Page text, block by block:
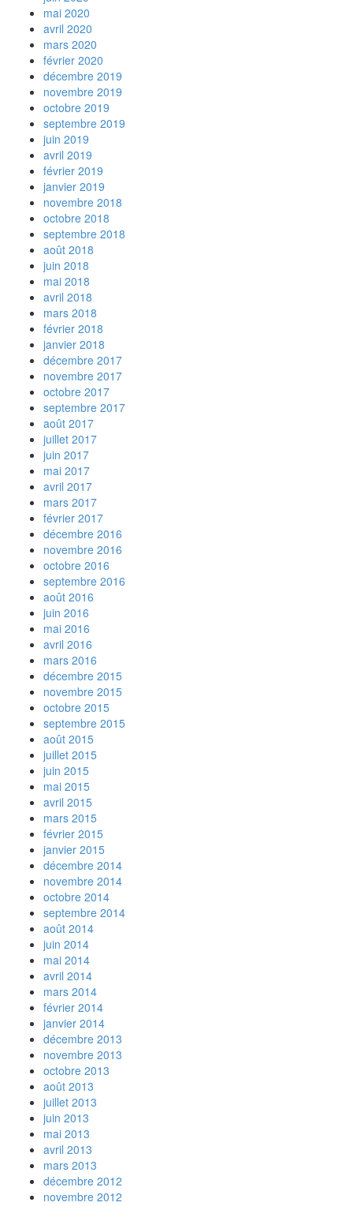
mai 2020
avril 2020
mars 2020
février 2020
décembre 2019
novembre 2019
octobre 2019
septembre 2019
juin 2019
avril 2019
février 2019
janvier 2019
novembre 2018
octobre 2018
septembre 2018
août 2018
juin 2018
mai 2018
avril 2018
mars 2018
février 2018
janvier 2018
décembre 2017
novembre 2017
octobre 2017
septembre 2017
août 2017
juillet 2017
juin 2017
mai 2017
avril 2017
mars 2017
février 2017
décembre 2016
novembre 2016
octobre 2016
septembre 2016
août 2016
juin 2016
mai 2016
avril 2016
mars 2016
décembre 2015
novembre 2015
octobre 2015
septembre 2015
août 2015
juillet 2015
juin 2015
mai 2015
avril 2015
mars 2015
février 2015
janvier 2015
décembre 2014
novembre 2014
octobre 2014
septembre 2014
août 2014
juin 2014
mai 2014
avril 2014
mars 2014
février 2014
janvier 2014
décembre 2013
novembre 2013
octobre 2013
août 2013
juillet 2013
juin 2013
mai 2013
avril 2013
mars 2013
décembre 2012
novembre 2012